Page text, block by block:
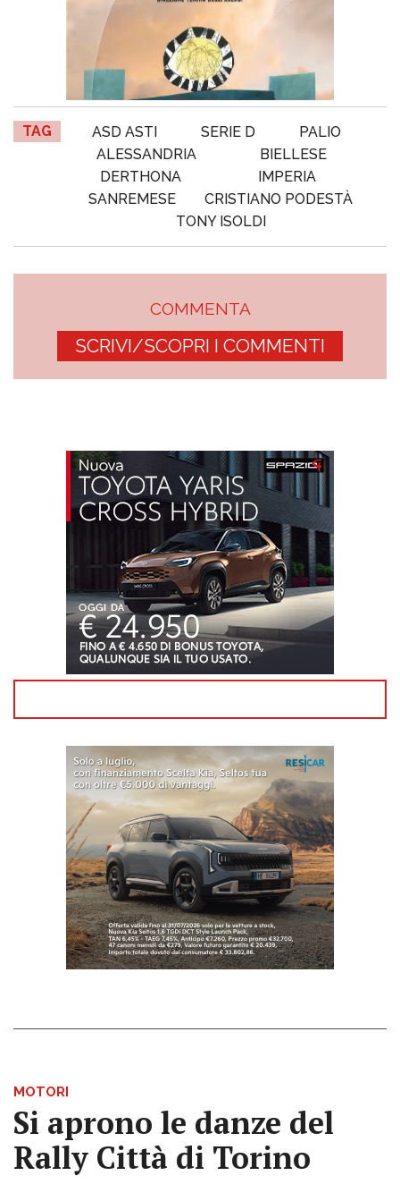
TAG ASD ASTI SERIE D
PALIO
ALESSANDRIA
BIELLESE
DERTHONA
IMPERIA
SANREMESE
CRISTIANO PODESTÀ
TONY ISOLDI
COMMENTA
SCRIVI/SCOPRI I COMMENTI
MOTORI
Si aprono le danze del
Rally Città di Torino